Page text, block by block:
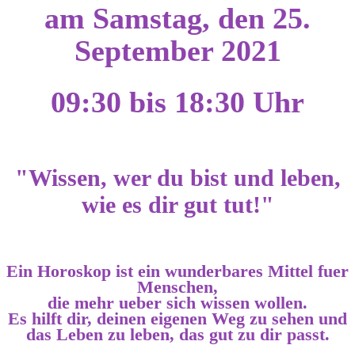
am Samstag, den 25.
September 2021
09:30 bis 18:30 Uhr
"Wissen, wer du bist und leben,
wie es dir gut tut!"
Ein Horoskop ist ein wunderbares Mittel fuer
Menschen,
die mehr ueber sich wissen wollen.
Es hilft dir, deinen eigenen Weg zu sehen und
das Leben zu leben, das gut zu dir passt.